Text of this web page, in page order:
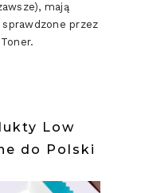
mają
przez
Low
do Polski